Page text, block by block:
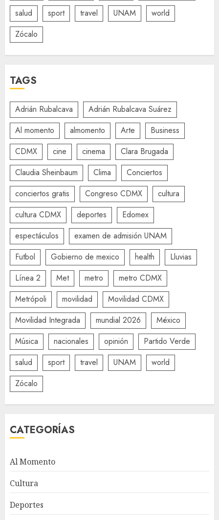
salud
sport travel UNAM
world
Zócalo
TAGS
Adrián Rubalcava
Adrián Rubalcava Suárez
Al momento
almomento Arte
Business
CDMX
cine cinema
Clara Brugada
Claudia Sheinbaum
Clima
Conciertos
conciertos gratis
Congreso CDMX
cultura
cultura CDMX
deportes
Edomex
espectáculos
examen de admisión UNAM
Futbol
Gobierno de mexico health
Lluvias
Línea 2
Met metro
metro CDMX
Metrópoli
movilidad
Movilidad CDMX
Movilidad Integrada
mundial 2026
México
Música
nacionales opinión
Partido Verde
salud
sport travel UNAM
world
Zócalo
CATEGORÍAS
Al Momento
Cultura
Deportes